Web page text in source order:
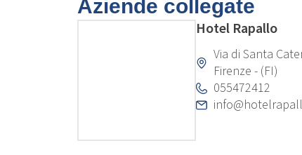
Aziende collegate
Hotel Rapallo
Via di Santa
Firenze - (FI)
055472412